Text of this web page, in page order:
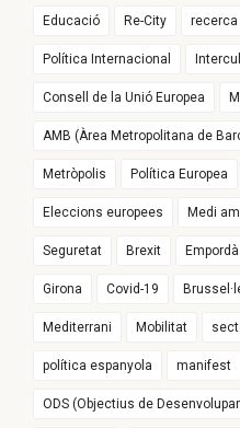
Educació Re-City recerca
Política Internacional
Consell de la Unió Europea
AMB (Àrea Metropolitana de
Metròpolis Política Europea
Eleccions europees Medi
Seguretat Brexit Empordà
Girona Covid-19
Mediterrani Mobilitat
política espanyola manifest
ODS (Objectius de